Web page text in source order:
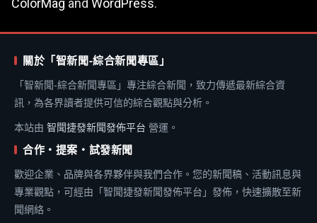
ColorMag and WordPress.
關於「智新聞-綜合新聞專區」
「智新聞-綜合新聞專區」專注綜合新聞，致力傳遞最新綜合資
訊，為各界讀者提供可信的綜合觀點與分析。
本站由 智聞捷發新聞發佈平台 營運。
合作・提案・試發新聞
歡迎企業、品牌與各界夥伴與我們合作。您的新聞稿、活動訊息與
專業觀點，可經由「智聞捷發新聞發佈平台」發佈，快速擴散至新
聞網絡。